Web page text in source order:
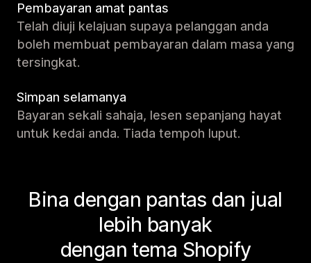
Pembayaran amat pantas
Telah diuji kelajuan supaya pelanggan anda
boleh membuat pembayaran dalam masa yang
tersingkat.
Simpan selamanya
Bayaran sekali sahaja, lesen sepanjang hayat
untuk kedai anda. Tiada tempoh luput.
Bina dengan pantas dan jual
lebih banyak
dengan tema Shopify